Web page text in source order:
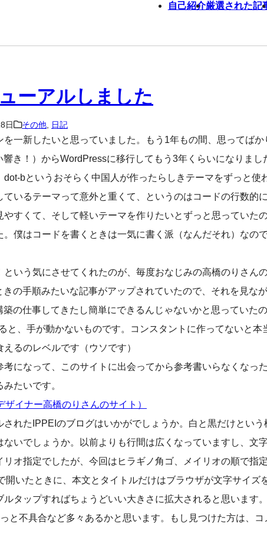
自己紹介厳選された記
ーアルしました
日 その他 日記
一新したいと思っていました。もう1年もの間、思ってば
き！）からWordPressに移行してもう3年くらいになりま
dot-bというおそらく中国人が作ったらしきテーマをずっと使
ているテーマって意外と重くて、というのはコードの行数的
やすくて、そして軽いテーマを作りたいとずっと思っていた
。僕はコードを書くときは一気に書く派（なんだそれ）なの
という気にさせてくれたのが、毎度おなじみの高橋のりさん
の手順みたいな記事がアップされていたので、それを見な
の仕事してきたし簡単にできるんじゃないかと思っていた
と、手が動かないものです。コンスタントに作ってないと本
るのレベルです（ウソです）
になって、このサイトに出会ってから参考書いらなくなっ
たいです。
イナー高橋のりさんのサイト）
されたIPPEIのブログはいかがでしょうか。白と黒だけとい
ないでしょうか。以前よりも行間は広くなっていますし、文
オ指定でしたが、今回はヒラギノ角ゴ、メイリオの順で指
開いたときに、本文とタイトルだけはブラウザが文字サイズ
ルタップすればちょうどいい大きさに拡大されると思います
と不具合など多々あるかと思います。もし見つけた方は、